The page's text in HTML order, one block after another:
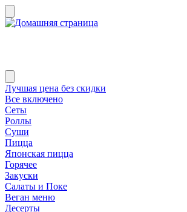
Лучшая цена без скидки
Все включено
Сеты
Роллы
Суши
Пицца
Японская пицца
Горячее
Закуски
Салаты и Поке
Веган меню
Десерты